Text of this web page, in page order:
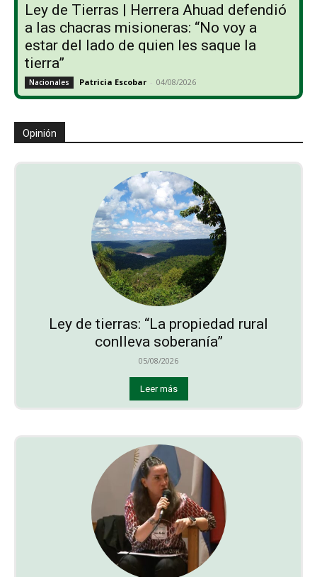
Ley de Tierras | Herrera Ahuad defendió
a las chacras misioneras: “No voy a
estar del lado de quien les saque la
tierra”
Nacionales Patricia Escobar - 04/08/2026
Opinión
Ley de tierras: “La propiedad rural
conlleva soberanía”
05/08/2026
Leer más